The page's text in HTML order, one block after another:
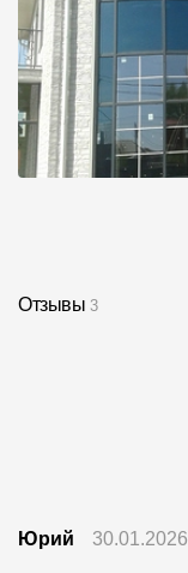
Отзывы 3
Юрий 30.01.2026